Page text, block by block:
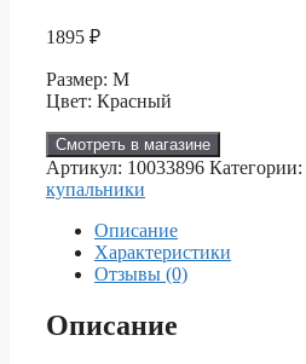
1895 ₽
Размер: M
Цвет: Красный
Смотреть в магазине
Артикул: 10033896 Категории:
купальники
Описание
Характеристики
Отзывы (0)
Описание